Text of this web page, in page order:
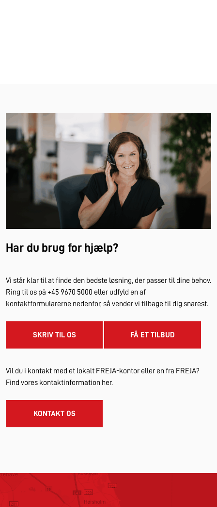
Har du brug for hjælp?
Vi står klar til at finde den bedste løsning, der passer til dine behov.
Ring til os på +45 9670 5000 eller udfyld en af
kontaktformularerne nedenfor, så vender vi tilbage til dig snarest.
SKRIV TIL OS FÅ ET TILBUD
Vil du i kontakt med et lokalt FREJA-kontor eller en fra FREJA?
Find vores kontaktinformation her.
KONTAKT OS